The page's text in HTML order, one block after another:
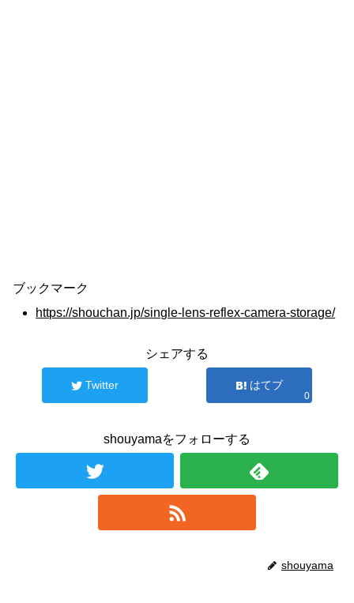
ブックマーク
https://shouchan.jp/single-lens-reflex-camera-storage/
シェアする
Twitter はてブ
0
shouyamaをフォローする
shouyama